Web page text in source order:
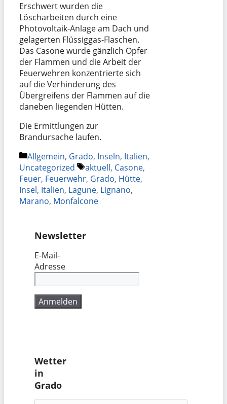
Erschwert wurden die
Löscharbeiten durch eine
Photovoltaik-Anlage am Dach und
gelagerten Flüssiggas-Flaschen.
Das Casone wurde gänzlich Opfer
der Flammen und die Arbeit der
Feuerwehren konzentrierte sich
auf die Verhinderung des
Übergreifens der Flammen auf die
daneben liegenden Hütten.
Die Ermittlungen zur
Brandursache laufen.
Kategorien
Allgemein, Grado, Inseln, Italien,
Uncategorized
Schlagwörter
aktuell, Casone,
Feuer, Feuerwehr, Grado, Hütte,
Insel, Italien, Lagune, Lignano,
Marano, Monfalcone
Newsletter
E-Mail-
Adresse
Wetter
in
Grado